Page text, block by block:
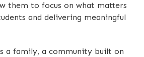
them to focus on what matters
and delivering meaningful
a family, a community built on